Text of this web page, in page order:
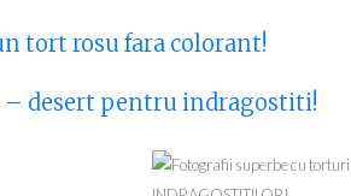
tort rosu fara colorant!
– desert pentru indragostiti!